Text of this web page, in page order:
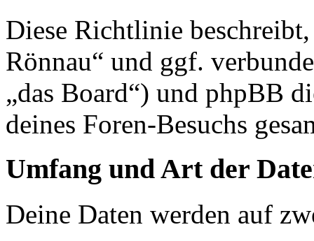
Diese Richtlinie
Rönnau“ und ggf.
„das Board“) und phpBB
deines Foren-Besuchs
Umfang und Art der
Deine Daten werden auf